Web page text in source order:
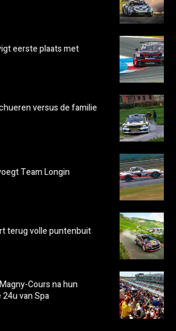
eerste plaats met
versus de familie
Team Longin
terug volle puntenbuit
Cours na hun
van Spa